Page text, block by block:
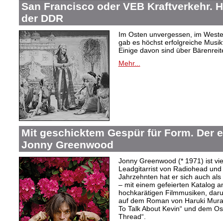
San Francisco oder VEB Kraftverkehr.
der DDR
Im Osten unvergessen, im
gab es höchst erfolgreiche
Einige davon sind über
Mehr...
Mit geschicktem Gespür für Form. Der
Jonny Greenwood
Jonny Greenwood (* 1971) ist
Leadgitarrist von Radiohead
Jahrzehnten hat er sich auch
– mit einem gefeierten Katalog
hochkarätigen Filmmusiken,
auf dem Roman von Haruki
To Talk About Kevin“ und dem
Thread“.